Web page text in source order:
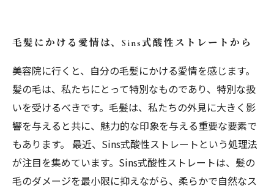
毛髪にかける愛情は、Sins式酸性ストレートから
美容院に行くと、自分の毛髪にかける愛情を感じます。
髪の毛は、私たちにとって特別なものであり、特別な扱
いを受けるべきです。毛髪は、私たちの外見に大きく影
響を与えると共に、魅力的な印象を与える重要な要素で
もあります。 最近、Sins式酸性ストレートという処理法
が注目を集めています。Sins式酸性ストレートは、髪の
毛のダメージを最小限に抑えながら、柔らかで自然なス